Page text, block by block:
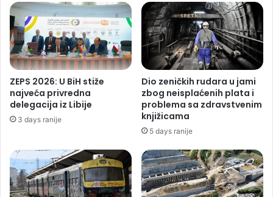
ZEPS 2026: U BiH stiže
najveća privredna
delegacija iz Libije
3 days ranije
Dio zeničkih rudara u jami
zbog neisplaćenih plata i
problema sa zdravstvenim
knjižicama
5 days ranije